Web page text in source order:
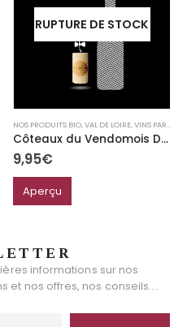
RUPTURE DE STOCK
NOS PRODUITS BIO,VAL DE LOIRE,VINS PAR RÉGION
Côteaux du Vendomois Domaine Patrice Colin “Gris Bodin” Bio
9,95€
Aperçu
informations sur nos
et nos offres, nos conseils....